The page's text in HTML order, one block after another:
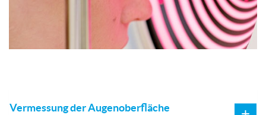
Vermessung der Augenoberfläche